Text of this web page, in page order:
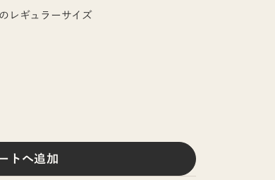
レギュラーサイズ
トへ追加